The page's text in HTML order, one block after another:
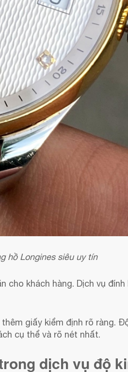
hồ Longines siêu uy tín
cho khách hàng. Dịch vụ
giấy kiểm định rõ ràng.
cụ thể và rõ nét nhất.
dịch vụ độ